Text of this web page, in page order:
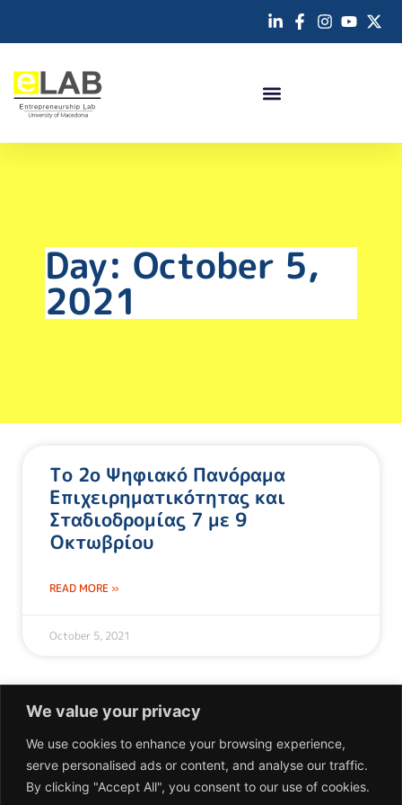
We value your privacy
We use cookies to enhance your browsing experience,
serve personalised ads or content, and analyse our traffic.
By clicking "Accept All", you consent to our use of cookies.
Day: October 5,
2021
Το 2ο Ψηφιακό Πανόραμα
Επιχειρηματικότητας και
Σταδιοδρομίας 7 με 9
Οκτωβρίου
READ MORE »
October 5, 2021
Επικοινωνία